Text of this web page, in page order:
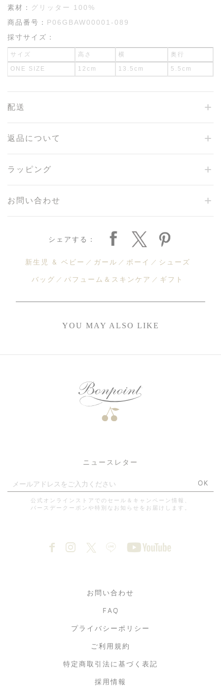
素材：
グリッター 100%
商品番号： P06GBAW00001-089
採寸サイズ：
サイズ 高さ 横 奥行
ONE SIZE 12cm 13.5cm 5.5cm
配送
返品について
ラッピング
お問い合わせ
シェアする：
新生児 & ベビー ガール ボーイ シューズ
バッグ パフューム＆スキンケア ギフト
YOU MAY ALSO LIKE
お問い合わせ
FAQ
プライバシーポリシー
ご利用規約
特定商取引法に基づく表記
採用情報
ニュースレター
OK
公式オンラインストアでのセール＆キャンペーン情報、
バースデークーポンや特別なお知らせをお届けします。